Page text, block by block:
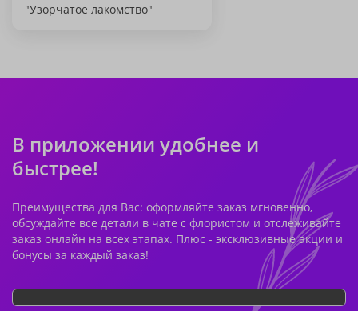
"Узорчатое лакомство"
В приложении удобнее и
быстрее!
Преимущества для Вас: оформляйте заказ мгновенно,
обсуждайте все детали в чате с флористом и отслеживайте
заказ онлайн на всех этапах. Плюс - эксклюзивные акции и
бонусы за каждый заказ!